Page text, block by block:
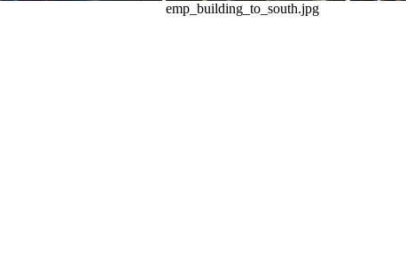
emp_building_to_south.jpg